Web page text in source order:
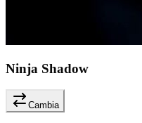
Ninja Shadow
Cambia